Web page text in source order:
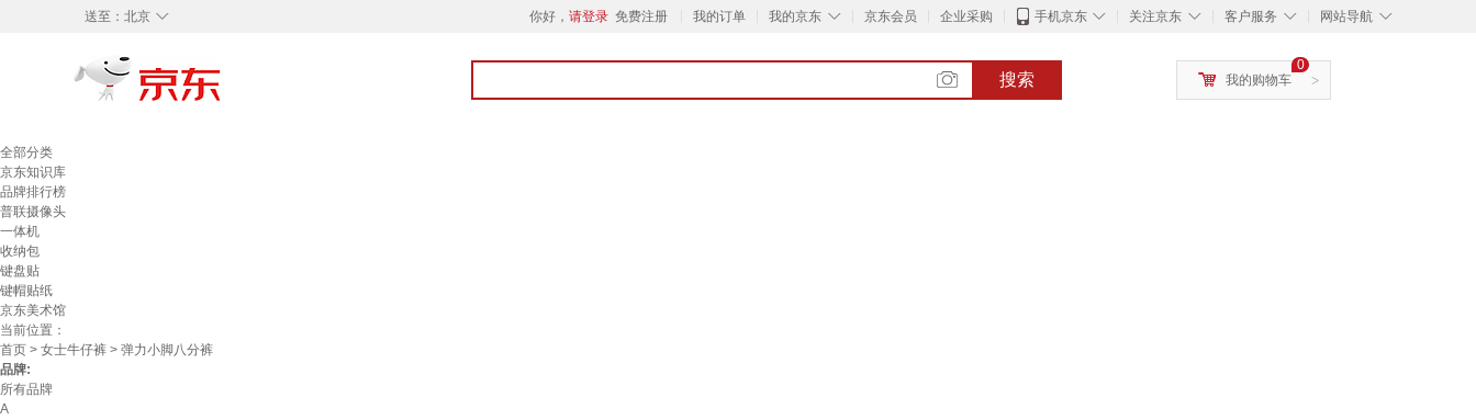
◇
送至： 北京 你好， 请登录 免费注册 我的订单 ◇
我的京东 京东会员 企业采购 ◇
手机京东 ◇
关注京东 ◇
客户服务 ◇
网站导航
搜索 >
0
我的购物车
全部分类
京东知识库
品牌排行榜
普联摄像头
一体机
收纳包
键盘贴
键帽贴纸
京东美术馆
当前位置：
首页 > 女士牛仔裤 > 弹力小脚八分裤
品牌:
所有品牌
A